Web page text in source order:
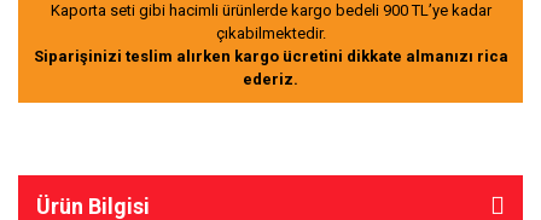
Kaporta seti gibi hacimli ürünlerde kargo bedeli 900 TL’ye kadar
çıkabilmektedir.
Siparişinizi teslim alırken kargo ücretini dikkate almanızı rica
ederiz.
Ürün Bilgisi